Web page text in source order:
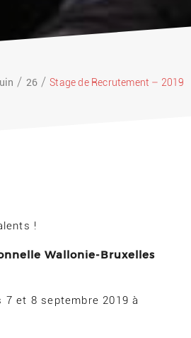
26 Stage de Recrutement – 2019
!
Wallonie-Bruxelles
et 8 septembre 2019 à